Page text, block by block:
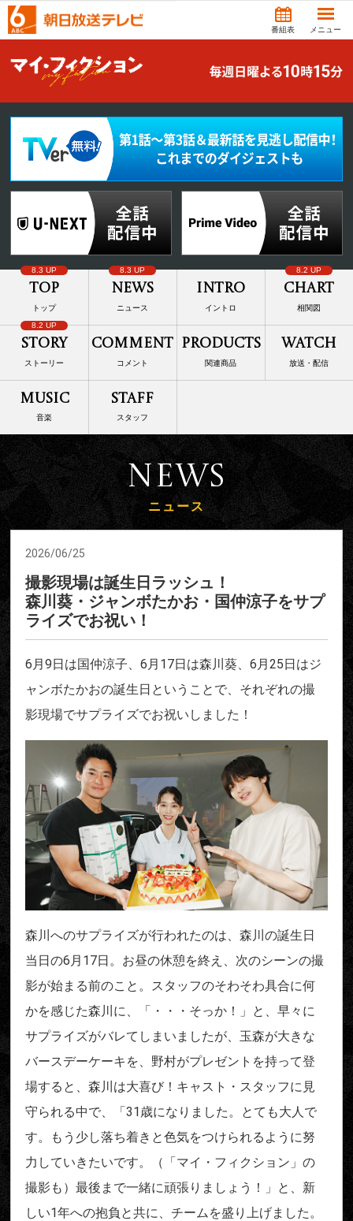
番組表 メニュー
Top
トップ
8.3 UP
News
ニュース
8.3 UP
Intro
イントロ
Chart
相関図
8.2 UP
Story
ストーリー
8.2 UP
Comment
コメント
Products
関連商品
Watch
放送・配信
Music
音楽
Staff
スタッフ
News
ニュース
2026/06/25
撮影現場は誕生日ラッシュ！
森川葵・ジャンボたかお・国仲涼子をサプ
ライズでお祝い！
6月9日は国仲涼子、6月17日は森川葵、6月25日はジ
ャンボたかおの誕生日ということで、それぞれの撮
影現場でサプライズでお祝いしました！
森川へのサプライズが行われたのは、森川の誕生日
当日の6月17日。お昼の休憩を終え、次のシーンの撮
影が始まる前のこと。スタッフのそわそわ具合に何
かを感じた森川に、「・・・そっか！」と、早々に
サプライズがバレてしまいましたが、玉森が大きな
バースデーケーキを、野村がプレゼントを持って登
場すると、森川は大喜び！キャスト・スタッフに見
守られる中で、「31歳になりました。とても大人で
す。もう少し落ち着きと色気をつけられるように努
力していきたいです。（「マイ・フィクション」の
撮影も）最後まで一緒に頑張りましょう！」と、新
しい1年への抱負と共に、チームを盛り上げました。